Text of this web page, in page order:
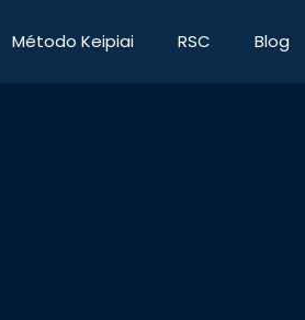
Método Keipiai RSC Blog